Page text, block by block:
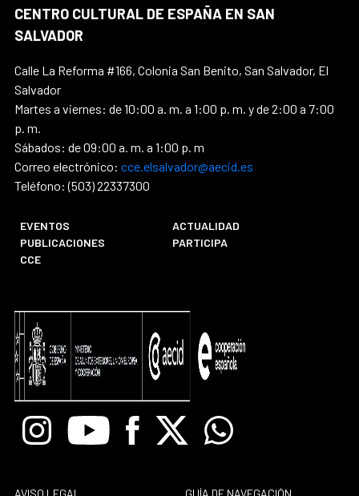
CENTRO CULTURAL DE ESPAÑA EN SAN
SALVADOR
Calle La Reforma #166, Colonia San Benito, San Salvador, El
Salvador
Martes a viernes: de 10:00 a. m. a 1:00 p. m. y de 2:00 a 7:00
p. m.
Sábados: de 09:00 a. m. a 1:00 p. m
Correo electrónico: cce.elsalvador@aecid.es
Teléfono: (503) 22337300
EVENTOS
ACTUALIDAD
PUBLICACIONES
PARTICIPA
CCE
InstagramYoutube Facebook
X Whatsapp